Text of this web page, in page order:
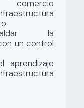
la
un control